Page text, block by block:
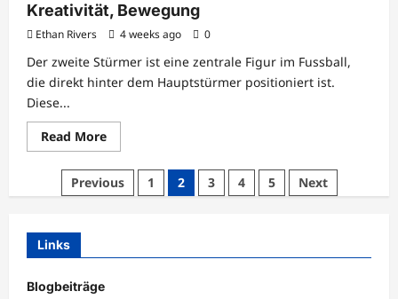
Kreativität, Bewegung
Ethan Rivers 4 weeks ago 0
Der zweite Stürmer ist eine zentrale Figur im Fussball,
die direkt hinter dem Hauptstürmer positioniert ist.
Diese...
Read MoreRead
more
Zweiter
Stürmer:
Zusammenspiel,
Previous 1 2 3 4 5 Next
Links
Blogbeiträge